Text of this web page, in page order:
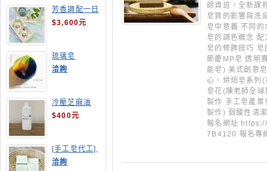
芳香調配一日
班
$3,600元
琉璃皂
洽詢
冷壓芝麻油
$400元
[手工皂代工],
酪梨手工皂
洽詢
師資班，全新課
皂質的影響與洗
皂中意義 不同
皂的調色概念
皂的修飾技巧
節慶MP皂 透明
能皂) 美式創意
心、烘焙皂系列
皂花(陳老師全
製作 手工皂產
製作) 弱酸性清
報名網址
7B4120 報名